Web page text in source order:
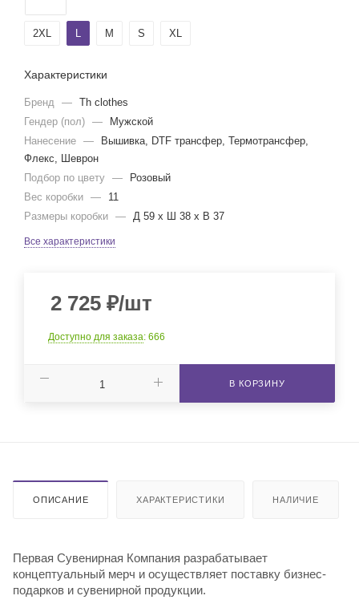
2ХL L M S XL
Характеристики
Бренд — Th clothes
Гендер (пол) —
Мужской
Нанесение —
Вышивка, DTF трансфер, Термотрансфер,
Флекс, Шеврон
Подбор по цвету —
Розовый
Вес коробки —
11
Размеры коробки — Д 59 x Ш 38 x В 37
Все характеристики
2 725 ₽/шт
Доступно для заказа: 666
В КОРЗИНУ
ОПИСАНИЕ ХАРАКТЕРИСТИКИ НАЛИЧИЕ
Первая Сувенирная Компания разрабатывает
концептуальный мерч и осуществляет поставку бизнес-
подарков и сувенирной продукции.